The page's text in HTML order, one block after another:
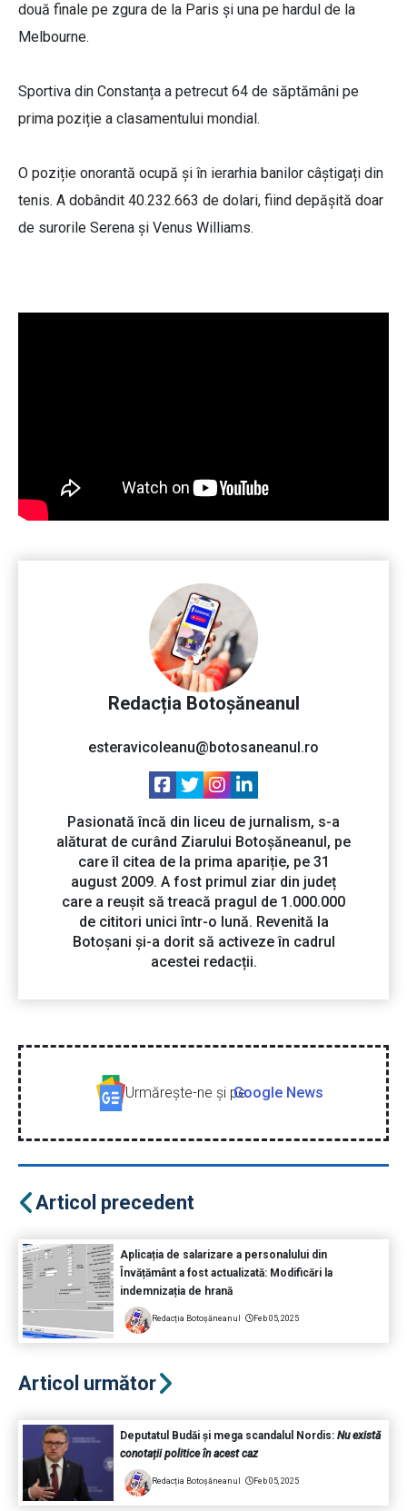
două finale pe zgura de la Paris și una pe hardul de la
Melbourne.
Sportiva din Constanța a petrecut 64 de săptămâni pe
prima poziție a clasamentului mondial.
O poziție onorantă ocupă și în ierarhia banilor câștigați din
tenis. A dobândit 40.232.663 de dolari, fiind depășită doar
de surorile Serena și Venus Williams.
Redacția Botoșăneanul
esteravicoleanu@botosaneanul.ro
Pasionată încă din liceu de jurnalism, s-a
alăturat de curând Ziarului Botoșăneanul, pe
care îl citea de la prima apariție, pe 31
august 2009. A fost primul ziar din județ
care a reușit să treacă pragul de 1.000.000
de cititori unici într-o lună. Revenită la
Botoșani și-a dorit să activeze în cadrul
acestei redacții.
Urmăreşte-ne şi peGoogle News
Articol precedent
Aplicația de salarizare a personalului din
Învățământ a fost actualizată: Modificări la
indemnizația de hrană
Redacția Botoșăneanul Feb 05, 2025
Articol următor
Deputatul Budăi și mega scandalul Nordis: Nu există
conotații politice în acest caz
Redacția Botoșăneanul Feb 05, 2025